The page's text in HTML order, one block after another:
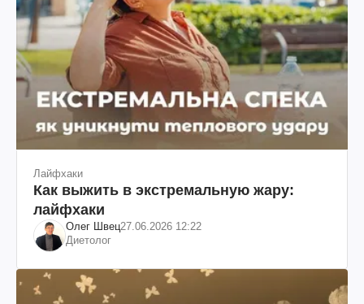
Лайфхаки
Как выжить в экстремальную жару:
лайфхаки
Олег Швец27.06.2026 12:22
Диетолог